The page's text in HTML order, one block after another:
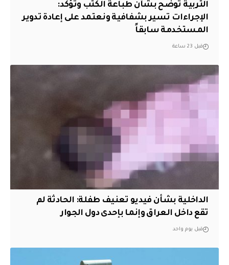
التربية توضح بشأن طباعة الكتب وتؤكد:
الإجراءات تسير بشفافية ونعتمد على إعادة تدوير
المستخدمة سابقاً
قبل 23 ساعة
الداخلية بشأن فيديو تعنيف طفلة: الحادثة لم
تقع داخل العراق وإنما بإحدى دول الجوار
قبل يوم واحد